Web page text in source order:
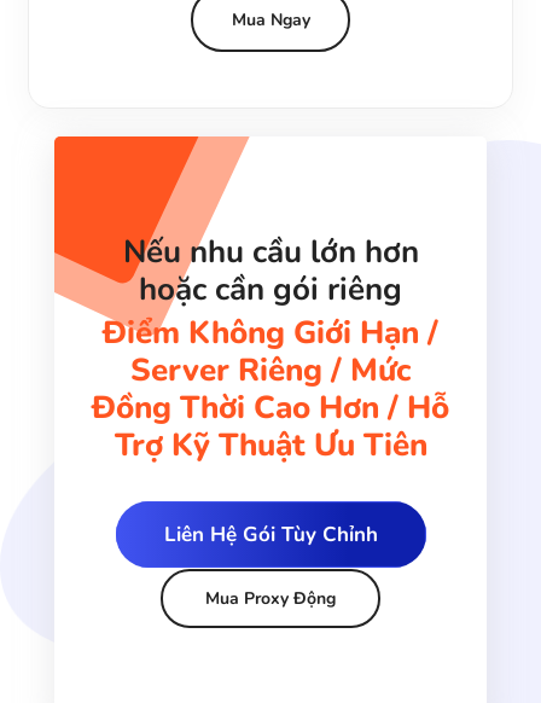
Mua Ngay
Nếu nhu cầu lớn hơn
hoặc cần gói riêng
Điểm Không Giới Hạn /
Server Riêng / Mức
Đồng Thời Cao Hơn / Hỗ
Trợ Kỹ Thuật Ưu Tiên
Liên Hệ Gói Tùy Chỉnh
Mua Proxy Động